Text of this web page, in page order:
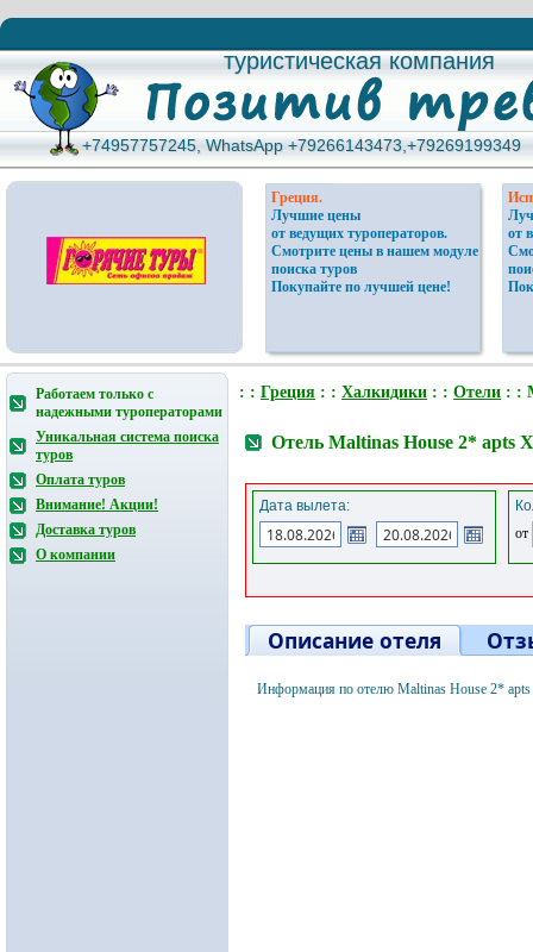
туристическая компания
туристическая компания
+74957757245, WhatsApp +79266143473,+79269199349
+74957757245, WhatsApp +79266143473,+79269199349
Греция.
Лучшие цены
от ведущих туроператоров.
Смотрите цены в нашем модуле
поиска туров
Покупайте по лучшей цене!
от
Работаем только с
надежными туроператорами
Уникальная система поиска
туров
Оплата туров
Внимание! Акции!
Доставка туров
О компании
: : Греция : : Халкидики : : Отели : :
Отель Maltinas House 2* apts
Дата вылета:
от
Описание отеля
Информация по отелю Maltinas House 2*